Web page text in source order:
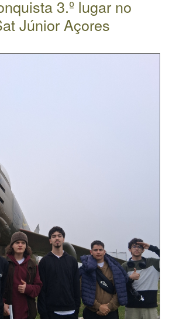
3.º lugar no
Júnior Açores